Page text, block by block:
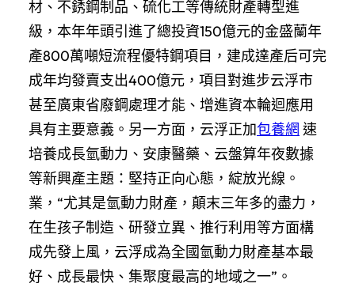
材、不銹鋼制品、硫化工等傳統財產轉型進
級，本年年頭引進了總投資150億元的金盛蘭年
產800萬噸短流程優特鋼項目，建成達產后可完
成年均發賣支出400億元，項目對進步云浮市
甚至廣東省廢鋼處理才能、增進資本輪迴應用
具有主要意義。另一方面，云浮正加包養網 速
培養成長氫動力、安康醫藥、云盤算年夜數據
等新興產主題：堅持正向心態，綻放光線。
業，“尤其是氫動力財產，顛末三年多的盡力，
在生孩子制造、研發立異、推行利用等方面構
成先發上風，云浮成為全國氫動力財產基本最
好、成長最快、集聚度最高的地域之一”。